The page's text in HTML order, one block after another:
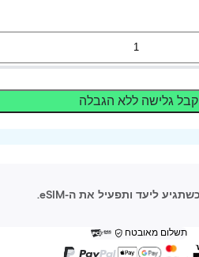
קבל גלישה ללא הגבלה
תשלום מאובטח